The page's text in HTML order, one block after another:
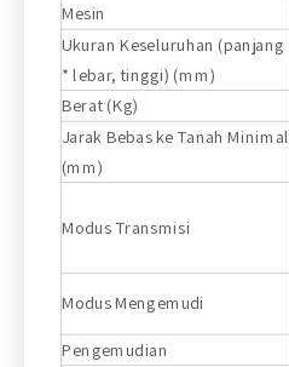
Mesin
Ukuran Keseluruhan (panjang
* lebar, tinggi) (mm)
Berat (Kg)
Jarak Bebas ke Tanah Minimal
(mm)
Modus Transmisi
Modus Mengemudi
Pengemudian